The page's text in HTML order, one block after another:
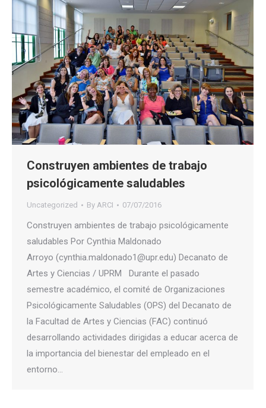
Construyen ambientes de trabajo
psicológicamente saludables
Uncategorized By ARCI 07/07/2016
Construyen ambientes de trabajo psicológicamente
saludables Por Cynthia Maldonado
Arroyo (cynthia.maldonado1@upr.edu) Decanato de
Artes y Ciencias / UPRM Durante el pasado
semestre académico, el comité de Organizaciones
Psicológicamente Saludables (OPS) del Decanato de
la Facultad de Artes y Ciencias (FAC) continuó
desarrollando actividades dirigidas a educar acerca de
la importancia del bienestar del empleado en el
entorno…